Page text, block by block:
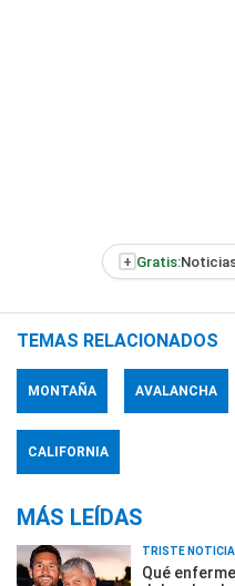
+ Gratis:
TEMAS RELACIONADOS
MONTAÑA AVALANCHA
CALIFORNIA
MÁS LEÍDAS
TRISTE NOTICIA
Qué